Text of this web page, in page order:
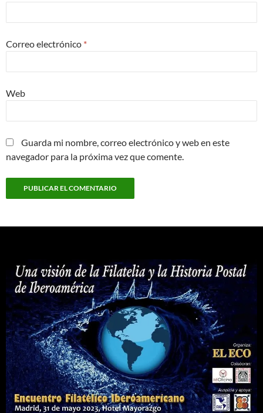
Correo electrónico *
Web
Guarda mi nombre, correo electrónico y web en este
navegador para la próxima vez que comente.